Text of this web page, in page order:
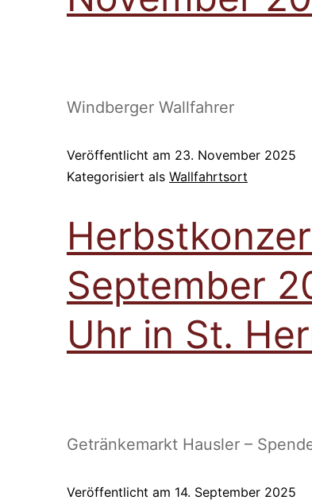
Windberger Wallfahrer
Veröffentlicht am 23. November 2025
Kategorisiert als Wallfahrtsort
September
Uhr in St.
Getränkemarkt Hausler –
Veröffentlicht am 14. September 2025